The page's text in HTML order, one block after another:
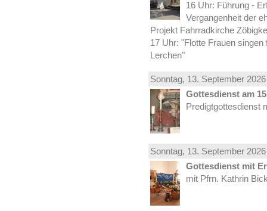
16 Uhr: Führung -
Vergangenheit der
Projekt Fahrradkirche
17 Uhr: "Flotte Frauen
Lerchen"
Sonntag, 13. September
Gottesdienst am
Predigtgottesdienst
Sonntag, 13. September
Gottesdienst mit
mit Pfrn. Kathrin